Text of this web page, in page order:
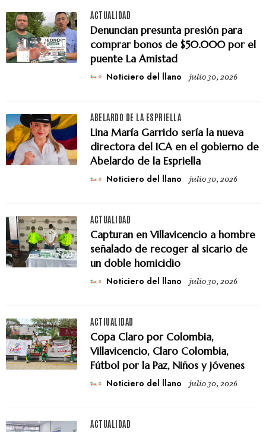
ACTUALIDAD
Denuncian presunta presión para
comprar bonos de $50.000 por el
puente La Amistad
Noticiero del llano julio 30, 2026
ABELARDO DE LA ESPRIELLA
Lina María Garrido sería la nueva
directora del ICA en el gobierno de
Abelardo de la Espriella
Noticiero del llano julio 30, 2026
ACTUALIDAD
Capturan en Villavicencio a hombre
señalado de recoger al sicario de
un doble homicidio
Noticiero del llano julio 30, 2026
ACTIUALIDAD
Copa Claro por Colombia,
Villavicencio, Claro Colombia,
Fútbol por la Paz, Niños y jóvenes
Noticiero del llano julio 30, 2026
ACTUALIDAD